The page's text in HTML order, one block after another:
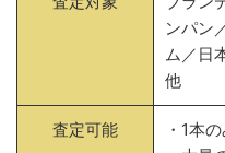
ンパン
ム／日
他
査定可能
・1本